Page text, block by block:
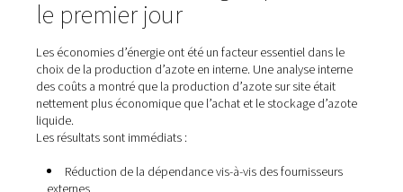
L’azote, étant un gaz inerte, agit comme un extincteur,
même dans des circonstances difficiles.
Délais de livraison garantis,
perturbation